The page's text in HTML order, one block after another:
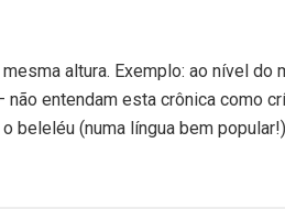
altura. Exemplo: ao nível do
entendam esta crônica como
beleléu (numa língua bem